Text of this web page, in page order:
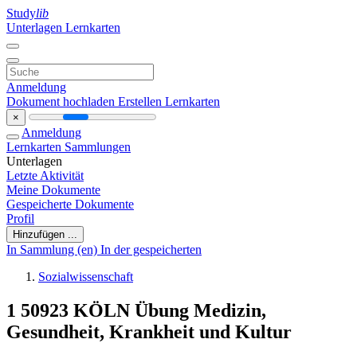
Studylib
Unterlagen Lernkarten
Anmeldung
Dokument hochladen Erstellen Lernkarten
×
Anmeldung
Lernkarten Sammlungen
Unterlagen
Letzte Aktivität
Meine Dokumente
Gespeicherte Dokumente
Profil
Hinzufügen ...
In Sammlung (en) In der gespeicherten
Sozialwissenschaft
1 50923 KÖLN Übung Medizin,
Gesundheit, Krankheit und Kultur